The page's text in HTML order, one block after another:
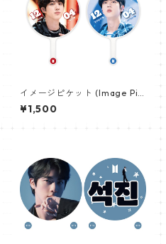
イメージピケット (Image Pic
ket) うちわ - ジン (JIN-13)
¥1,500